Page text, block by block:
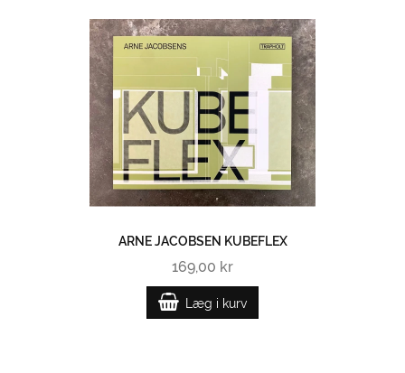
ARNE JACOBSEN KUBEFLEX
169,00 kr
Læg i kurv